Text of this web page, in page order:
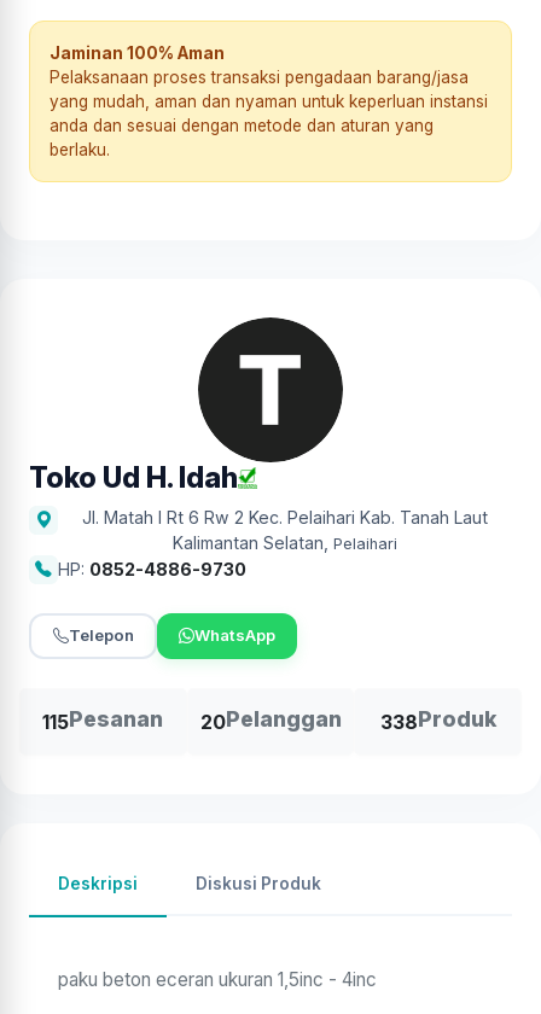
Jaminan 100% Aman
Pelaksanaan proses transaksi pengadaan barang/jasa
yang mudah, aman dan nyaman untuk keperluan instansi
anda dan sesuai dengan metode dan aturan yang
berlaku.
Toko Ud H. Idah
Jl. Matah I Rt 6 Rw 2 Kec. Pelaihari Kab. Tanah Laut
Kalimantan Selatan Pelaihari
HP: 0852-4886-9730
Telepon WhatsApp
115Pesanan 20Pelanggan 338Produk
Deskripsi Diskusi Produk
paku beton eceran ukuran 1,5inc - 4inc